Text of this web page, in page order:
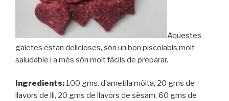
Aquestes
galetes estan delicioses, són un bon piscolabis molt
saludable i a més són molt fàcils de preparar.
Ingredients: 100 gms. d’ametlla mòlta, 20 gms de
llavors de lli, 20 gms de llavors de sèsam, 60 gms de